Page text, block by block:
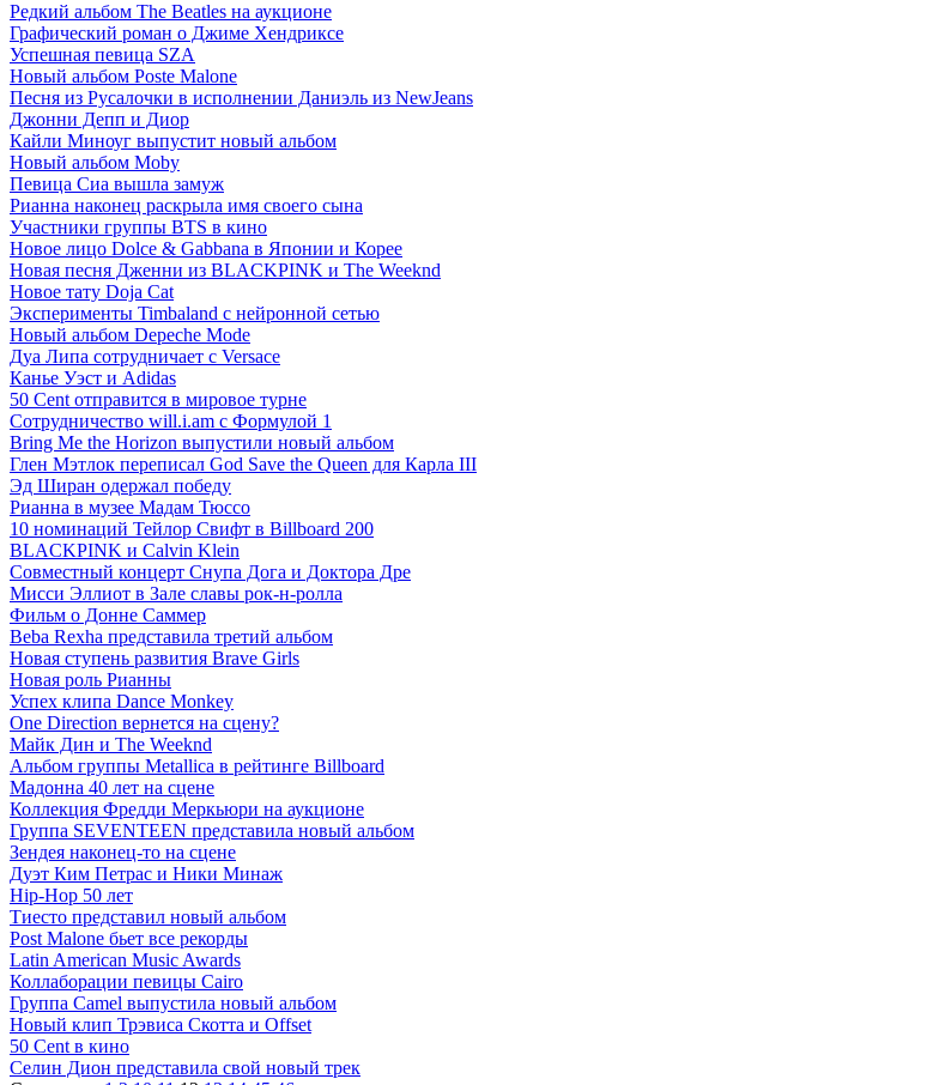
Редкий альбом The Beatles на аукционе
Графический роман о Джиме Хендриксе
Успешная певица SZA
Новый альбом Poste Malone
Песня из Русалочки в исполнении Даниэль из NewJeans
Джонни Депп и Диор
Кайли Миноуг выпустит новый альбом
Новый альбом Moby
Певица Сиа вышла замуж
Рианна наконец раскрыла имя своего сына
Участники группы BTS в кино
Новое лицо Dolce & Gabbana в Японии и Корее
Новая песня Дженни из BLACKPINK и The Weeknd
Новое тату Doja Cat
Эксперименты Timbaland c нейронной сетью
Новый альбом Depeche Mode
Дуа Липа сотрудничает с Versace
Канье Уэст и Adidas
50 Сent отправится в мировое турне
Сотрудничество will.i.am с Формулой 1
Bring Me the Horizon выпустили новый альбом
Глен Мэтлок переписал God Save the Queen для Карла III
Эд Ширан одержал победу
Рианна в музее Мадам Тюссо
10 номинаций Тейлор Свифт в Billboard 200
BLACKPINK и Calvin Klein
Совместный концерт Снупа Дога и Доктора Дре
Мисси Эллиот в Зале славы рок-н-ролла
Фильм о Донне Саммер
Beba Rexha представила третий альбом
Новая ступень развития Brave Girls
Новая роль Рианны
Успех клипа Dance Monkey
One Direction вернется на сцену?
Майк Дин и The Weeknd
Альбом группы Metallica в рейтинге Billboard
Мадонна 40 лет на сцене
Коллекция Фредди Меркьюри на аукционе
Группа SEVENTEEN представила новый альбом
Зендея наконец-то на сцене
Дуэт Ким Петрас и Ники Минаж
Hip-Hop 50 лет
Тиесто представил новый альбом
Post Malone бьет все рекорды
Latin American Music Awards
Коллаборации певицы Сairo
Группа Camel выпустила новый альбом
Новый клип Трэвиса Скотта и Offset
50 Cent в кино
Селин Дион представила свой новый трек